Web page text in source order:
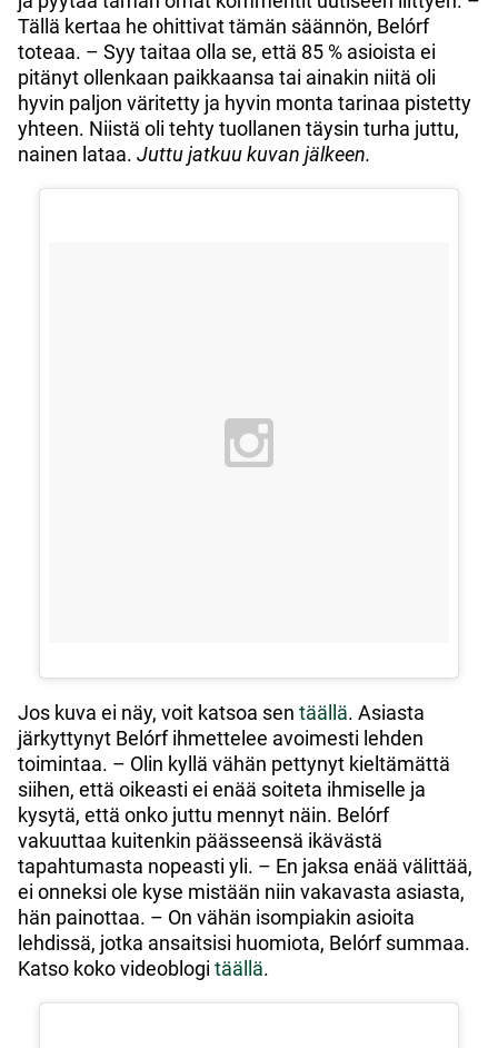
Tällä kertaa he ohittivat tämän säännön, Belórf
toteaa. – Syy taitaa olla se, että 85 % asioista ei
pitänyt ollenkaan paikkaansa tai ainakin niitä oli
hyvin paljon väritetty ja hyvin monta tarinaa pistetty
yhteen. Niistä oli tehty tuollanen täysin turha juttu,
nainen lataa. Juttu jatkuu kuvan jälkeen.
Jos kuva ei näy, voit katsoa sen täällä. Asiasta
järkyttynyt Belórf ihmettelee avoimesti lehden
toimintaa. – Olin kyllä vähän pettynyt kieltämättä
siihen, että oikeasti ei enää soiteta ihmiselle ja
kysytä, että onko juttu mennyt näin. Belórf
vakuuttaa kuitenkin päässeensä ikävästä
tapahtumasta nopeasti yli. – En jaksa enää välittää,
ei onneksi ole kyse mistään niin vakavasta asiasta,
hän painottaa. – On vähän isompiakin asioita
lehdissä, jotka ansaitsisi huomiota, Belórf summaa.
Katso koko videoblogi täällä.